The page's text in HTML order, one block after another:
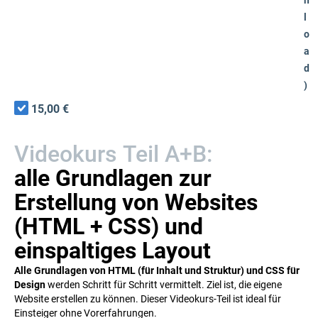
o
a
d
)
15,00 €
Videokurs Teil A+B:
alle Grundlagen zur
Erstellung von Websites
(HTML + CSS) und
einspaltiges Layout
Alle Grundlagen von HTML (für Inhalt und Struktur) und CSS für
Designwerden Schritt für Schritt vermittelt. Ziel ist, die eigene
Website erstellen zu können. Dieser Videokurs-Teil ist ideal für
Einsteiger ohne Vorerfahrungen.